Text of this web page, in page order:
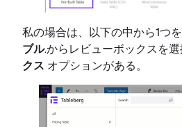
私の場合は、以下の中から1つ
ブル.からレビューボックスを選
クス オプションがある。